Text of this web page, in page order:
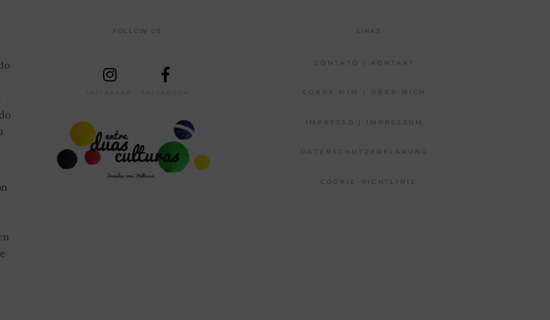
FOLLOW US
INSTAGRAM FACEBOOOK
LINKS
CONTATO | KONTAKT
SOBRE MIM | ÜBER MICH
IMPRESSO | IMPRESSUM
DATENSCHUTZERKLÄRUNG
COOKIE-RICHTLINIE